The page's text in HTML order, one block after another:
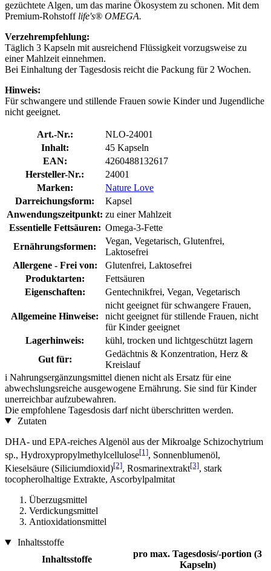
gezüchtete Algen, um das marine Ökosystem zu schonen. Mit dem
Premium-Rohstofflife's® OMEGA.
Verzehrempfehlung:
Täglich 3 Kapseln mit ausreichend Flüssigkeit vorzugsweise zu
einer Mahlzeit einnehmen.
Bei Einhaltung der Tagesdosis reicht die Packung für 2 Wochen.
Hinweis:
Für schwangere und stillende Frauen sowie Kinder und Jugendliche
nicht geeignet.
Art.-Nr.:
NLO-24001
Inhalt:
45 Kapseln
EAN:
4260488132617
Hersteller-Nr.:
24001
Marken:
Nature Love
Darreichungsform:
Kapsel
Anwendungszeitpunkt: zu einer Mahlzeit
Essentielle Fettsäuren: Omega-3-Fette
Ernährungsformen:
Vegan, Vegetarisch, Glutenfrei,
Laktosefrei
Allergene - Frei von:
Glutenfrei, Laktosefrei
Produktarten:
Fettsäuren
Eigenschaften:
Gentechnikfrei, Vegan, Vegetarisch
Allgemeine Hinweise:
nicht geeignet für schwangere Frauen,
nicht geeignet für stillende Frauen, nicht
für Kinder geeignet
Lagerhinweis:
kühl, trocken und lichtgeschützt lagern
Gut für:
Gedächtnis & Konzentration, Herz &
Kreislauf
i Nahrungsergänzungsmittel dienen nicht als Ersatz für eine
abwechslungsreiche ausgewogene Ernährung. Sie sind für Kinder
unerreichbar aufzubewahren.
Die empfohlene Tagesdosis darf nicht überschritten werden.
Zutaten
DHA- und EPA-reiches Algenöl aus der Mikroalge Schizochytrium
sp., Hydroxypropylmethylcellulose[1], Sonnenblumenöl,
Kieselsäure (Siliciumdioxid)[2], Rosmarinextrakt[3], stark
tocopherolhaltige Extrakte, Ascorbylpalmitat
Überzugsmittel
Verdickungsmittel
Antioxidationsmittel
Inhaltsstoffe
Inhaltsstoffe
pro max. Tagesdosis/-portion (3
Kapseln)